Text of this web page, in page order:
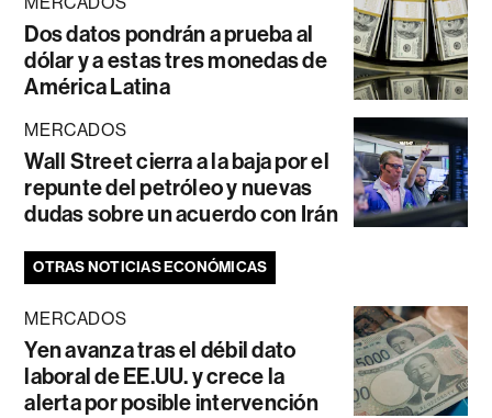
Dos datos pondrán a prueba al
dólar y a estas tres monedas de
América Latina
MERCADOS
Wall Street cierra a la baja por el
repunte del petróleo y nuevas
dudas sobre un acuerdo con Irán
OTRAS NOTICIAS ECONÓMICAS
MERCADOS
Yen avanza tras el débil dato
laboral de EE.UU. y crece la
alerta por posible intervención